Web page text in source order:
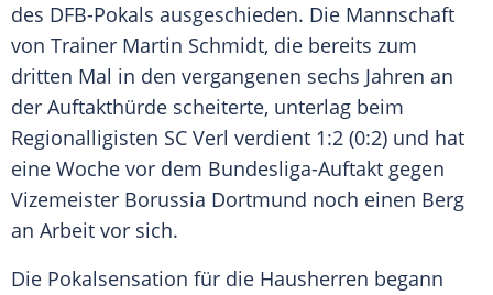
des DFB-Pokals ausgeschieden. Die Mannschaft
von Trainer Martin Schmidt, die bereits zum
dritten Mal in den vergangenen sechs Jahren an
der Auftakthürde scheiterte, unterlag beim
Regionalligisten SC Verl verdient 1:2 (0:2) und hat
eine Woche vor dem Bundesliga-Auftakt gegen
Vizemeister Borussia Dortmund noch einen Berg
an Arbeit vor sich.
Die Pokalsensation für die Hausherren begann